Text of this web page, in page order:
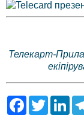
Телекарт-
F
T
L